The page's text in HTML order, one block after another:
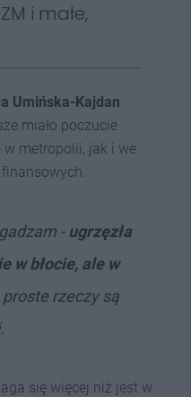
i małe,
Umińska-Kajdan
miało poczucie
metropolii, jak i we
- ugrzęzła
w błocie, ale w
rzeczy są
się więcej niż jest w